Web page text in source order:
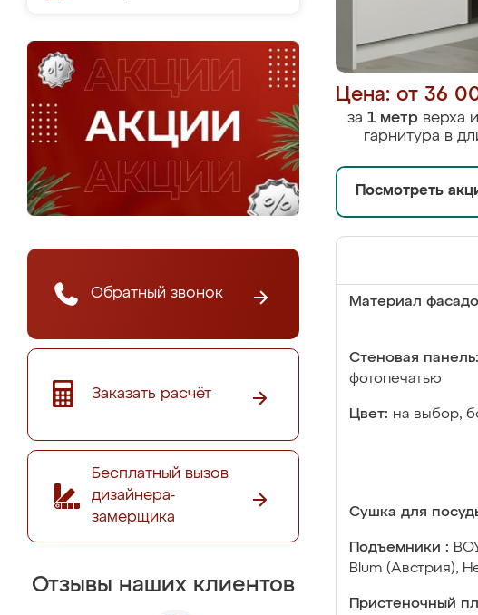
Обратный звонок
Заказать расчёт
Бесплатный вызов
дизайнера-
замерщика
Отзывы наших клиентов
Цена: от 36
за 1 метр верха
гарнитура в
Посмотреть
Материал
Стеновая панель:
фотопечатью
Цвет: на выбор,
Сушка для
Подъемники :
Blum (Австрия),
Пристеночный